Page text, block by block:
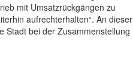
mit Umsatzrückgängen zu
aufrechterhalten“. An dieser
Stadt bei der Zusammenstellung